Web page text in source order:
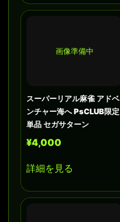
画像準備中
スーパーリアル麻雀 アドベ
ンチャー海へ PsCLUB限定
単品 セガサターン
¥4,000
詳細を見る